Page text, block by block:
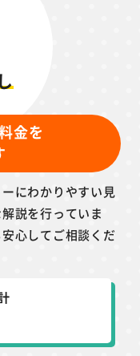
金を
にわかりやすい見
説を行っていま
心してご相談くだ